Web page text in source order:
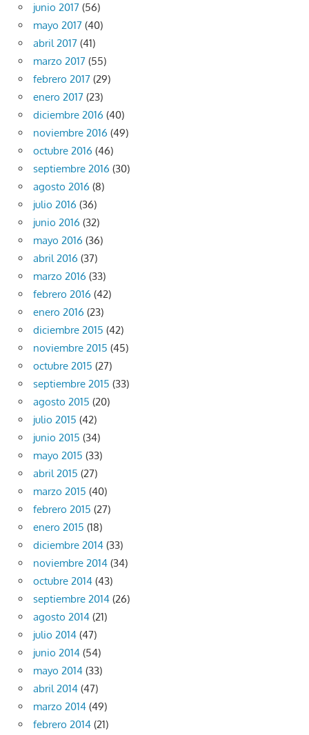
junio 2017 (56)
mayo 2017 (40)
abril 2017 (41)
marzo 2017 (55)
febrero 2017 (29)
enero 2017 (23)
diciembre 2016 (40)
noviembre 2016 (49)
octubre 2016 (46)
septiembre 2016 (30)
agosto 2016 (8)
julio 2016 (36)
junio 2016 (32)
mayo 2016 (36)
abril 2016 (37)
marzo 2016 (33)
febrero 2016 (42)
enero 2016 (23)
diciembre 2015 (42)
noviembre 2015 (45)
octubre 2015 (27)
septiembre 2015 (33)
agosto 2015 (20)
julio 2015 (42)
junio 2015 (34)
mayo 2015 (33)
abril 2015 (27)
marzo 2015 (40)
febrero 2015 (27)
enero 2015 (18)
diciembre 2014 (33)
noviembre 2014 (34)
octubre 2014 (43)
septiembre 2014 (26)
agosto 2014 (21)
julio 2014 (47)
junio 2014 (54)
mayo 2014 (33)
abril 2014 (47)
marzo 2014 (49)
febrero 2014 (21)